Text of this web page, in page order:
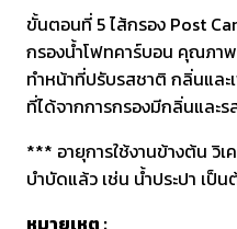
ขั้นตอนที่ 5 ไส้กรอง Post
กรองน้ำโฟทคาร์บอน คุณภา
ทำหน้าที่ปรับรสชาติ กลิ่นและ
ที่ได้จากการกรองมีกลิ่นและร
*** อายุการใช้งานข้างต้น วิ
บำบัดแล้ว เช่น น้ำประปา เป็